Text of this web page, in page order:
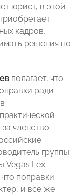
юрист, в этой
кадров,
решения по
полагает, что
ради
членство
группы
Vegas Lex
поправки
и все же